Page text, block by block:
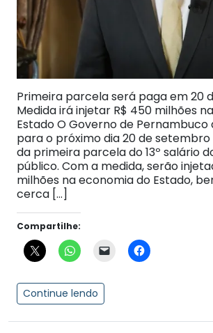
Primeira parcela será paga em 20
Medida irá injetar R$ 450 milhões
Estado O Governo de
para o próximo dia 20 de
da primeira parcela do 13º salário
público. Com a medida, serão
milhões na economia do Estado,
cerca […]
Compartilhe:
Continue lendo